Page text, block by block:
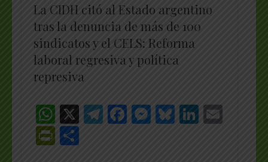
La CIDH citó al Estado argentino
tras la denuncia de más de 100
sindicatos y el CELS: Reforma
laboral regresiva y política
represiva
WhatsApp
X Telegram
Facebook
Messenger
Bluesky
PrintFriendly